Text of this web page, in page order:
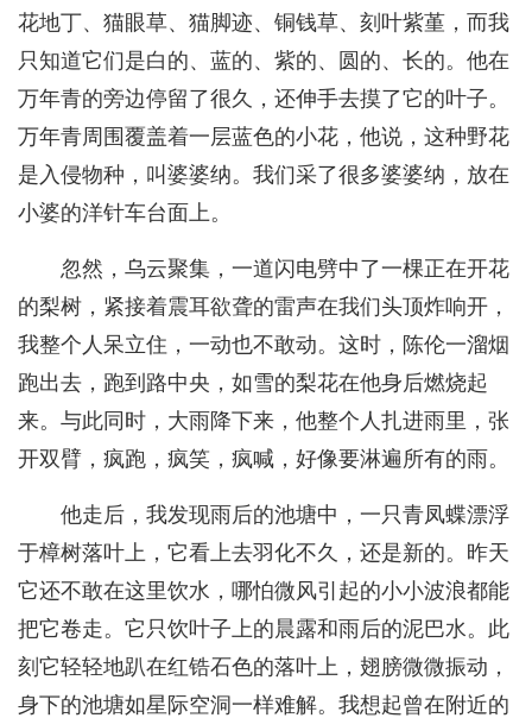
花地丁、猫眼草、猫脚迹、铜钱草、刻叶紫堇，而我
只知道它们是白的、蓝的、紫的、圆的、长的。他在
万年青的旁边停留了很久，还伸手去摸了它的叶子。
万年青周围覆盖着一层蓝色的小花，他说，这种野花
是入侵物种，叫婆婆纳。我们采了很多婆婆纳，放在
小婆的洋针车台面上。
忽然，乌云聚集，一道闪电劈中了一棵正在开花
的梨树，紧接着震耳欲聋的雷声在我们头顶炸响开，
我整个人呆立住，一动也不敢动。这时，陈伦一溜烟
跑出去，跑到路中央，如雪的梨花在他身后燃烧起
来。与此同时，大雨降下来，他整个人扎进雨里，张
开双臂，疯跑，疯笑，疯喊，好像要淋遍所有的雨。
他走后，我发现雨后的池塘中，一只青凤蝶漂浮
于樟树落叶上，它看上去羽化不久，还是新的。昨天
它还不敢在这里饮水，哪怕微风引起的小小波浪都能
把它卷走。它只饮叶子上的晨露和雨后的泥巴水。此
刻它轻轻地趴在红锆石色的落叶上，翅膀微微振动，
身下的池塘如星际空洞一样难解。我想起曾在附近的